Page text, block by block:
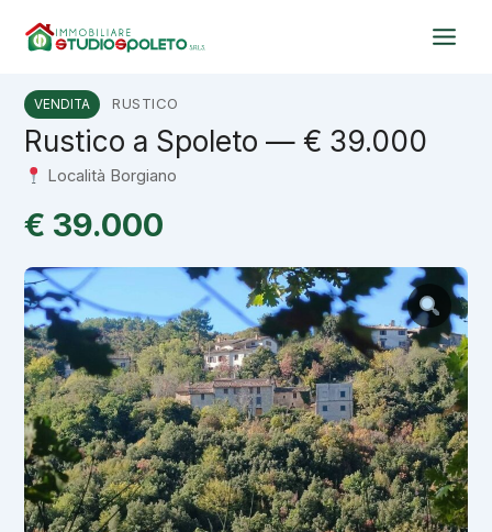
VENDITA RUSTICO
Rustico a Spoleto — € 39.000
Località Borgiano
€ 39.000